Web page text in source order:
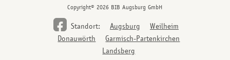
Copyright© 2026 BIB Augsburg GmbH
Standort: Augsburg
Weilheim
Donauwörth
Garmisch-Partenkirchen
Landsberg